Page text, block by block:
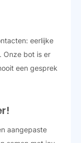
eerlijke
Onze bot is er
een gesprek
aangepaste